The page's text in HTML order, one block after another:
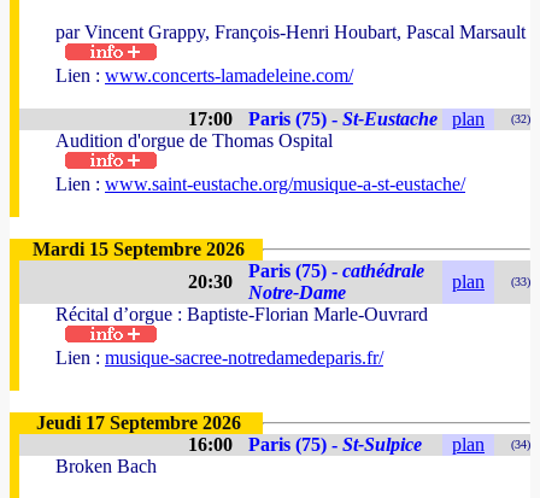
par Vincent Grappy, François-Henri Houbart, Pascal Marsault
Lien : www.concerts-lamadeleine.com/
17:00 Paris (75) - St-Eustache plan (32)
Audition d'orgue de Thomas Ospital
Lien : www.saint-eustache.org/musique-a-st-eustache/
Mardi 15 Septembre 2026
20:30
Paris (75) - cathédrale
Notre-Dame
plan (33)
Récital d’orgue : Baptiste-Florian Marle-Ouvrard
Lien : musique-sacree-notredamedeparis.fr/
Jeudi 17 Septembre 2026
16:00
Paris (75) - St-Sulpice plan (34)
Broken Bach